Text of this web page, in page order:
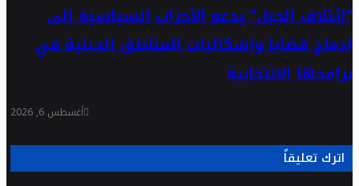
“إئتلاف الجبل” يدعو الأحزاب السياسية إلى
إدماج قضايا وإشكاليات المناطق الجبلية في
برامجها الانتخابية
أغسطس 6, 2026
اترك تعليقاً